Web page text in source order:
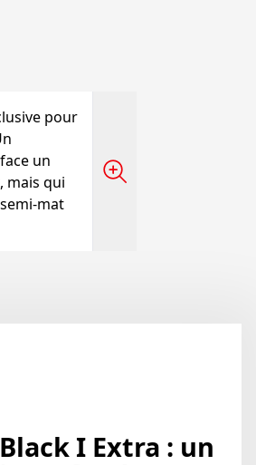
pour
un
mais qui
mat
I Extra : un